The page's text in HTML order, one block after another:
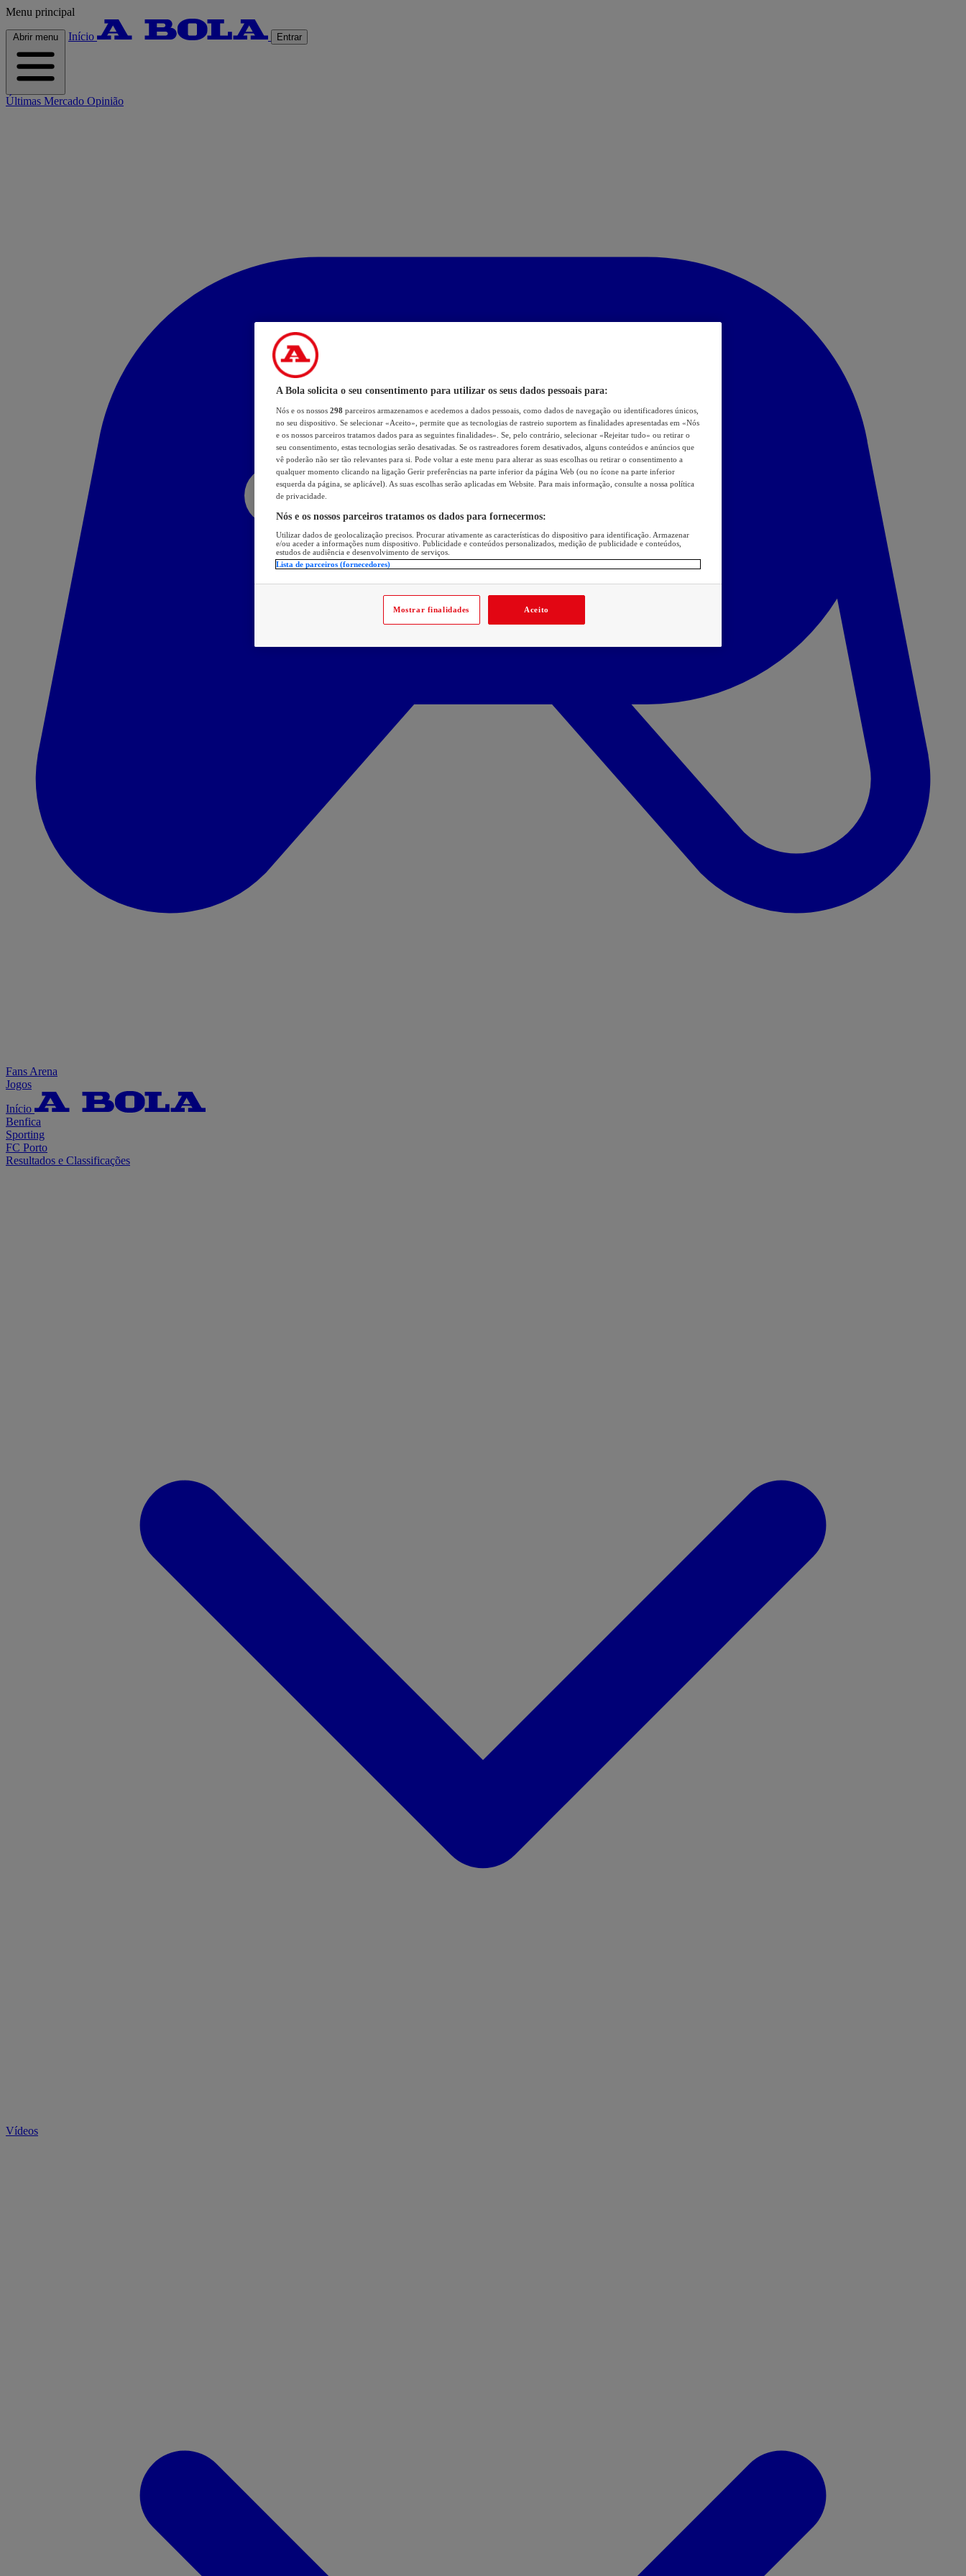
Menu principal
Abrir menu Início Entrar
Últimas Mercado Opinião
Fans Arena
Jogos
Início
Benfica
Sporting
FC Porto
Resultados e Classificações
Vídeos
A Bola solicita o seu consentimento para utilizar os seus dados pessoais para:
Nós e os nossos 298 parceiros armazenamos e acedemos a dados pessoais, como dados de navegação ou identificadores únicos,
no seu dispositivo. Se selecionar «Aceito», permite que as tecnologias de rastreio suportem as finalidades apresentadas em «Nós
e os nossos parceiros tratamos dados para as seguintes finalidades». Se, pelo contrário, selecionar «Rejeitar tudo» ou retirar o
seu consentimento, estas tecnologias serão desativadas. Se os rastreadores forem desativados, alguns conteúdos e anúncios que
vê poderão não ser tão relevantes para si. Pode voltar a este menu para alterar as suas escolhas ou retirar o consentimento a
qualquer momento clicando na ligação Gerir preferências na parte inferior da página Web (ou no ícone na parte inferior
esquerda da página, se aplicável). As suas escolhas serão aplicadas em Website. Para mais informação, consulte a nossa política
de privacidade.
Nós e os nossos parceiros tratamos os dados para fornecermos:
Utilizar dados de geolocalização precisos. Procurar ativamente as características do dispositivo para identificação. Armazenar
e/ou aceder a informações num dispositivo. Publicidade e conteúdos personalizados, medição de publicidade e conteúdos,
estudos de audiência e desenvolvimento de serviços.
Lista de parceiros (fornecedores)
Mostrar finalidades Aceito